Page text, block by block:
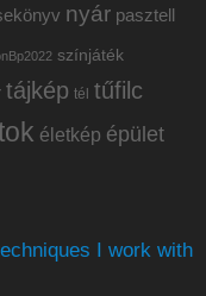
nyár pasztell
színjáték
tájkép tél tűfilc
életkép épület
I work with